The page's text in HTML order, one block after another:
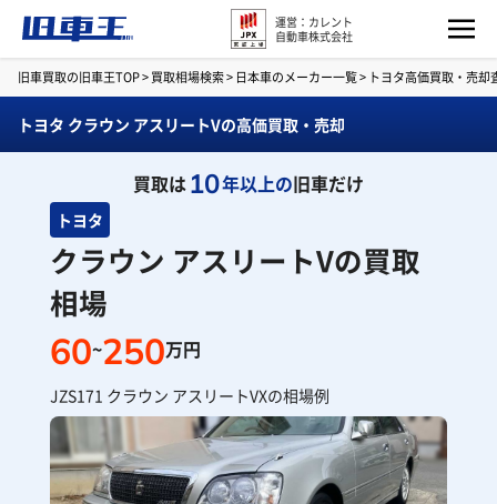
運営：カレント
自動車株式会社
旧車買取の旧車王TOP>買取相場検索> 日本車のメーカー一覧> トヨタ高価買取・売却
トヨタ クラウン アスリートVの高価買取・売却
買取は10年以上の旧車だけ
トヨタ
クラウン アスリートVの買取
相場
60~250万円
JZS171 クラウン アスリートVXの相場例